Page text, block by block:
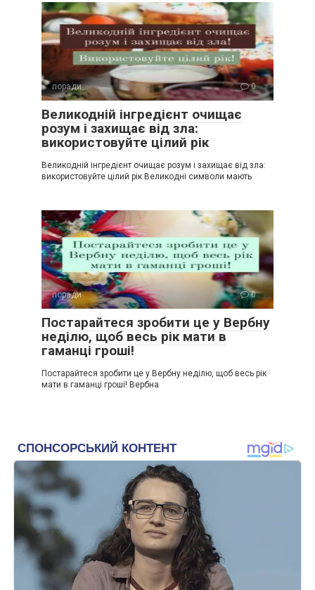
поради 0
Великодній інгредієнт очищає
розум і захищає від зла:
використовуйте цілий рік
Великодній інгредієнт очищає розум і захищає від зла:
використовуйте цілий рік Великодні символи мають
поради 0
Постарайтеся зробити це у Вербну
неділю, щоб весь рік мати в
гаманці гроші!
Постарайтеся зробити це у Вербну неділю, щоб весь рік
мати в гаманці гроші! Вербна